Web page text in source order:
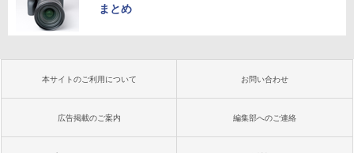
まとめ
本サイトのご利用について お問い合わせ
広告掲載のご案内 編集部へのご連絡